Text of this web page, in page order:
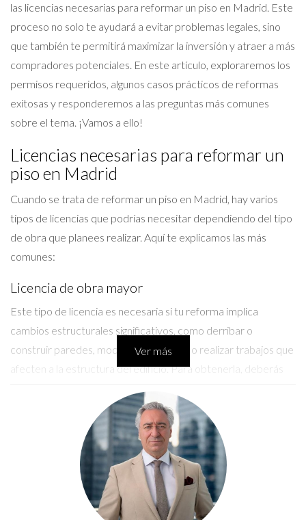
las licencias necesarias para reformar un piso en Madrid. Este
proceso no solo te ayudará a evitar problemas legales, sino
que también te permitirá maximizar la inversión y atraer a más
compradores potenciales. En este artículo, exploraremos los
permisos requeridos, algunos casos prácticos de reformas
exitosas y responderemos a las preguntas más comunes
sobre el tema. ¡Vamos a ello!
Licencias necesarias para reformar un
piso en Madrid
Cuando se trata de reformar un piso en Madrid, hay varios
tipos de licencias que podrías necesitar dependiendo del tipo
de obra que planees realizar. Aquí te explicamos las más
comunes:
Licencia de obra mayor
Este tipo de licencia es necesaria si tu reforma implica
cambios estructurales significativos, como derribar o
construir paredes, modificar la fachada o realizar trabajos que
afecten a la estructura del edificio. Para obtenerla, deberás
Licencia de obra menor
Si tus reformas son menos invasivas, como pintar, cambiar
suelos o instalar nuevos muebles de cocina, necesitarás una
licencia de obra menor. Este trámite suele ser más sencillo y
rápido, aunque también requiere presentar documentación
Ver más